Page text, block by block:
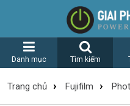
Danh mục Tìm kiếm
Trang chủ › Fujifilm ›